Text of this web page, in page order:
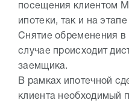
посещения клиентом
ипотеки, так и на
Снятие обременения в
случае происходит
заемщика.
В рамках ипотечной
клиента необходимый